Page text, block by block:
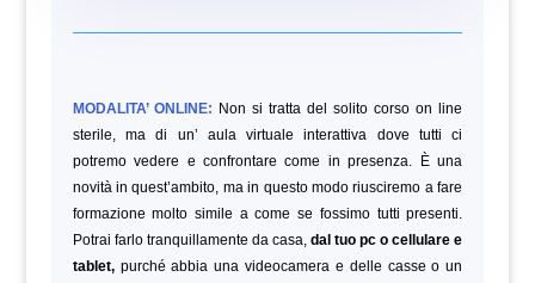
MODALITA’ ONLINE: Non si tratta del solito corso on line
sterile, ma di un’ aula virtuale interattiva dove tutti ci
potremo vedere e confrontare come in presenza. È una
novità in quest’ambito, ma in questo modo riusciremo a fare
formazione molto simile a come se fossimo tutti presenti.
Potrai farlo tranquillamente da casa, dal tuo pc o cellulare e
tablet,purché abbia una videocamera e delle casse o un